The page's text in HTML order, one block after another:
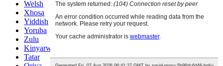
Welsh
Xhosa
Yiddish
Yoruba
Zulu
Kinyarwanda
Tatar